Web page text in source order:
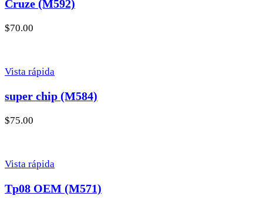
Cruze (M592)
$70.00
Vista rápida
super chip (M584)
$75.00
Vista rápida
Tp08 OEM (M571)